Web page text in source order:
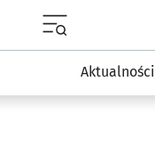
Aktualności